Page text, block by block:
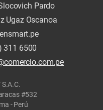
Pardo
Ugaz Oscanoa
311 6500
S.A.C.
#532
- Perú